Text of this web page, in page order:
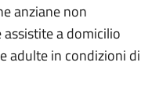
anziane non
a domicilio
adulte in condizioni di